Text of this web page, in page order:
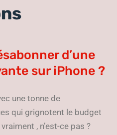
d’une
sur iPhone ?
une tonne de
qui grignotent le budget
, n’est-ce pas ?